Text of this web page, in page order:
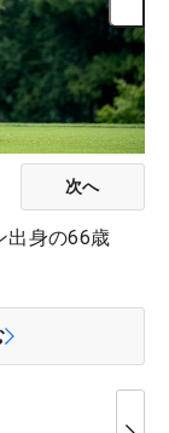
次へ
出身の66歳